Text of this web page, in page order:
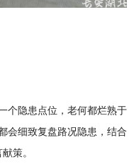
个隐患点位，老何都烂熟于
会细致复盘路况隐患，结合
策。